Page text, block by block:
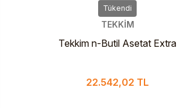
Tükendi
TEKKİM
Tekkim n-Butil Asetat Extra
22.542,02 TL